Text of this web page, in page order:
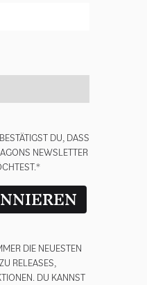
DU, DASS
NEWSLETTER
DIE NEUESTEN
RELEASES,
DU KANNST